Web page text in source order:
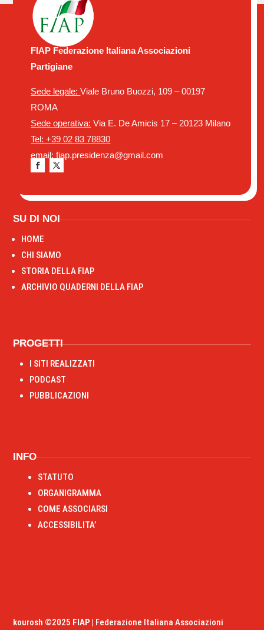
FIAP Federazione Italiana Associazioni
Partigiane
Sede legale:Viale Bruno Buozzi, 109 – 00197
ROMA
Sede operativa: Via E. De Amicis 17 – 20123 Milano
Tel: +39 02 83 78830
email: fiap.presidenza@gmail.com
SU DI NOI
HOME
CHI SIAMO
STORIA DELLA FIAP
ARCHIVIO QUADERNI DELLA FIAP
PROGETTI
I SITI REALIZZATI
PODCAST
PUBBLICAZIONI
INFO
STATUTO
ORGANIGRAMMA
COME ASSOCIARSI
ACCESSIBILITA’
kourosh ©2025 FIAP | Federazione Italiana Associazioni
Alto Contrasto
Modalità Scura
Disattiva Immagini